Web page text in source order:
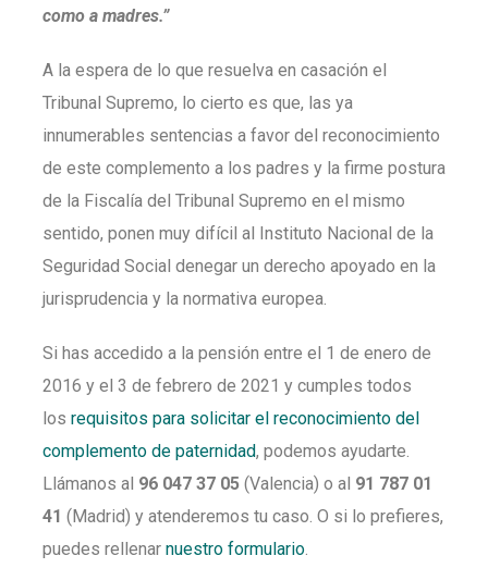
como a madres.”
A la espera de lo que resuelva en casación el
Tribunal Supremo, lo cierto es que, las ya
innumerables sentencias a favor del reconocimiento
de este complemento a los padres y la firme postura
de la Fiscalía del Tribunal Supremo en el mismo
sentido, ponen muy difícil al Instituto Nacional de la
Seguridad Social denegar un derecho apoyado en la
jurisprudencia y la normativa europea.
Si has accedido a la pensión entre el 1 de enero de
2016 y el 3 de febrero de 2021 y cumples todos
los requisitos para solicitar el reconocimiento del
complemento de paternidad, podemos ayudarte.
Llámanos al 96 047 37 05 (Valencia) o al 91 787 01
41 (Madrid) y atenderemos tu caso. O si lo prefieres,
puedes rellenar nuestro formulario